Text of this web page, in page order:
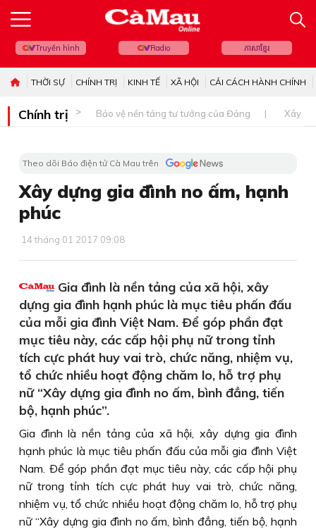
Truyền hình Radio ភាសាខ្មែរ
THỜI SỰ CHÍNH TRỊ KINH TẾ XÃ HỘI CẢI CÁCH HÀNH CHÍNH
Chính trị Bảo vệ nền tảng tư tưởng của Đảng Xây
Theo dõi Báo điện tử Cà Mau trên
Xây dựng gia đình no ấm, hạnh
phúc
14 tháng 01 2017 09:08
Gia đình là nền tảng của xã hội, xây
dựng gia đình hạnh phúc là mục tiêu phấn đấu
của mỗi gia đình Việt Nam. Ðể góp phần đạt
mục tiêu này, các cấp hội phụ nữ trong tỉnh
tích cực phát huy vai trò, chức năng, nhiệm vụ,
tổ chức nhiều hoạt động chăm lo, hỗ trợ phụ
nữ “Xây dựng gia đình no ấm, bình đẳng, tiến
bộ, hạnh phúc”.
Gia đình là nền tảng của xã hội, xây dựng gia đình
hạnh phúc là mục tiêu phấn đấu của mỗi gia đình Việt
Nam. Ðể góp phần đạt mục tiêu này, các cấp hội phụ
nữ trong tỉnh tích cực phát huy vai trò, chức năng,
nhiệm vụ, tổ chức nhiều hoạt động chăm lo, hỗ trợ phụ
nữ “Xây dựng gia đình no ấm, bình đẳng, tiến bộ, hạnh